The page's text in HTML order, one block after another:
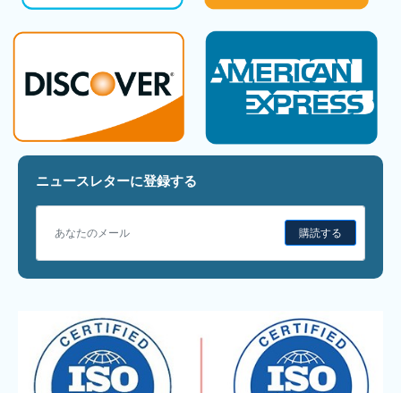
ニュースレターに登録する
購読する